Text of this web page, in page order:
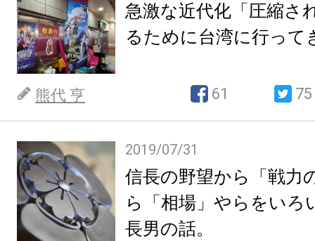
急激な近代化「圧縮さ
るために台湾に行って
熊代 亨 61 75
2019/07/31
信長の野望から「戦力
ら「相場」やらをいろ
長男の話。